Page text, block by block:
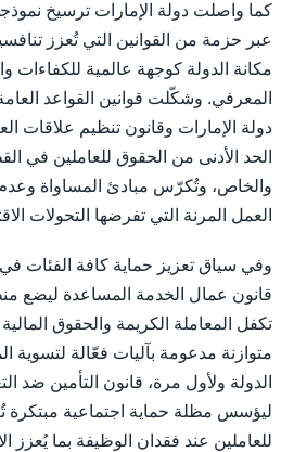
كما واصلت دولة الإمارات ترسيخ
عبر حزمة من القوانين التي تُعزز
مكانة الدولة كوجهة عالمية للكفاءات
المعرفي. وشكّلت قوانين القواعد
دولة الإمارات وقانون تنظيم علاقات
الحد الأدنى من الحقوق للعاملين في
والخاص، وتُكرّس مبادئ المساواة وعدم
العمل المرنة التي تفرضها التحولات
وفي سياق تعزيز حماية كافة الفئات
قانون عمال الخدمة المساعدة ليضع
تكفل المعاملة الكريمة والحقوق
متوازنة مدعومة بآليات فعّالة لتسوية
الدولة ولأول مرة، قانون التأمين ضد
ليؤسس مظلة حماية اجتماعية مبتكرة
للعاملين عند فقدان الوظيفة بما يُعزز